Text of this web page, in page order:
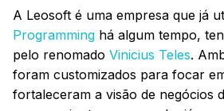
A Leosoft é uma empresa que já
Programming há algum tempo,
pelo renomado Vinicius Teles.
foram customizados para focar
fortaleceram a visão de negócios